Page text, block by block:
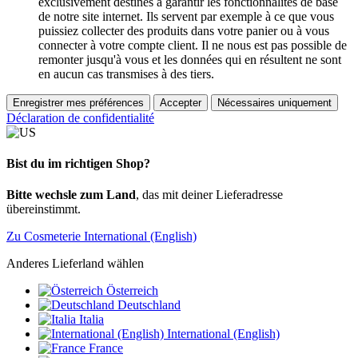
de notre site internet. Ils servent par exemple à ce que vous
puissiez collecter des produits dans votre panier ou à vous
connecter à votre compte client. Il ne nous est pas possible de
remonter jusqu'à vous et les données qui en résultent ne sont
en aucun cas transmises à des tiers.
Enregistrer mes préférences Accepter Nécessaires uniquement
Déclaration de confidentialité
Bist du im richtigen Shop?
Bitte wechsle zum Land, das mit deiner Lieferadresse
übereinstimmt.
Zu Cosmeterie International (English)
Anderes Lieferland wählen
Österreich
Deutschland
Italia
International (English)
France